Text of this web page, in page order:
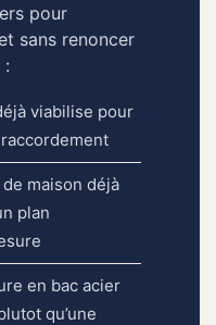
pour
sans renoncer
:
viabilise pour
maison déjà
plan
en bac acier
qu’une